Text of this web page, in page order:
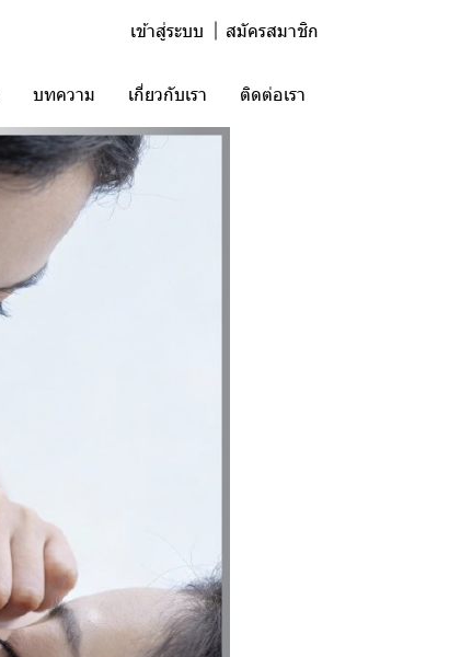
เข้าสู่ระบบ สมัครสมาชิก
บทความ เกี่ยวกับเรา ติดต่อเรา